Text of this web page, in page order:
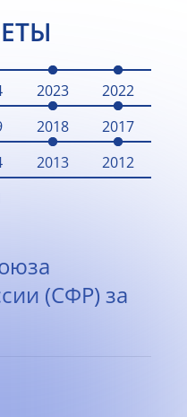
2023
2022
2018
2017
2013
2012
(СФР) за